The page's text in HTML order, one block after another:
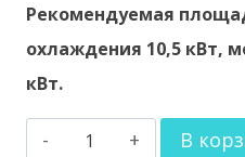
Рекомендуемая
охлаждения 10,5 кВт,
кВт.
Количество
В